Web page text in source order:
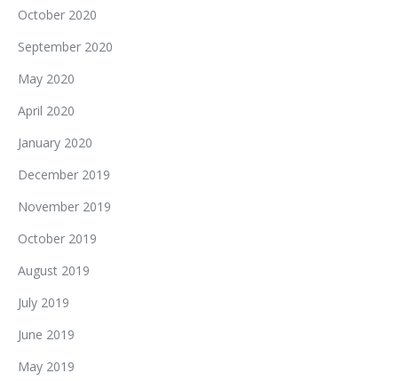
October 2020
September 2020
May 2020
April 2020
January 2020
December 2019
November 2019
October 2019
August 2019
July 2019
June 2019
May 2019